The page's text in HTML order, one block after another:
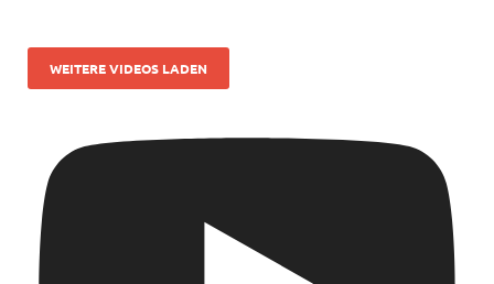
WEITERE VIDEOS LADEN